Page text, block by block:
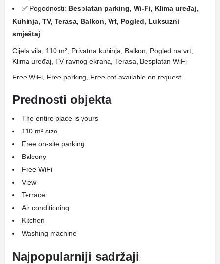
✅ Pogodnosti: Besplatan parking, Wi-Fi, Klima uređaj,
Kuhinja, TV, Terasa, Balkon, Vrt, Pogled, Luksuzni
smještaj
Cijela vila, 110 m², Privatna kuhinja, Balkon, Pogled na vrt,
Klima uređaj, TV ravnog ekrana, Terasa, Besplatan WiFi
Free WiFi, Free parking, Free cot available on request
Prednosti objekta
The entire place is yours
110 m² size
Free on-site parking
Balcony
Free WiFi
View
Terrace
Air conditioning
Kitchen
Washing machine
Najpopularniji sadržaji